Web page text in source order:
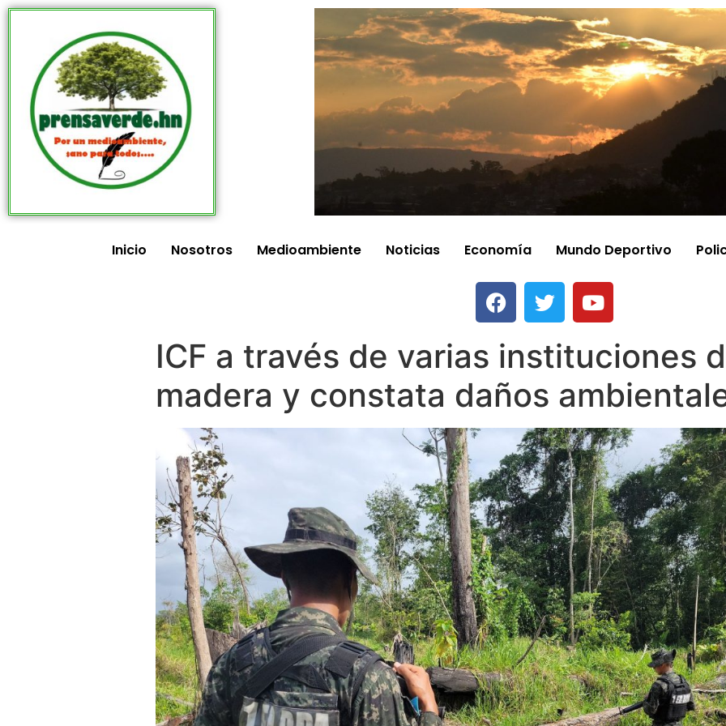
Inicio Nosotros Medioambiente Noticias Economía Mundo Deportivo
ICF a través de varias instituciones
madera y constata daños